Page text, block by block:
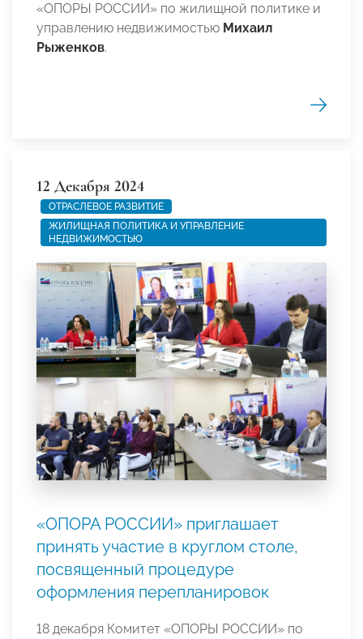
«ОПОРЫ РОССИИ» по жилищной политике и
управлению недвижимостью Михаил
Рыженков.
12 Декабря 2024
ОТРАСЛЕВОЕ РАЗВИТИЕ
ЖИЛИЩНАЯ ПОЛИТИКА И УПРАВЛЕНИЕ
НЕДВИЖИМОСТЬЮ
«ОПОРА РОССИИ» приглашает
принять участие в круглом столе,
посвященный процедуре
оформления перепланировок
18 декабря Комитет «ОПОРЫ РОССИИ» по